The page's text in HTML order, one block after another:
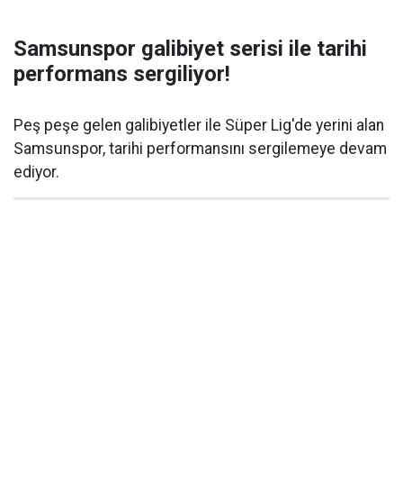
Samsunspor galibiyet serisi ile tarihi
performans sergiliyor!
Peş peşe gelen galibiyetler ile Süper Lig'de yerini alan
Samsunspor, tarihi performansını sergilemeye devam
ediyor.